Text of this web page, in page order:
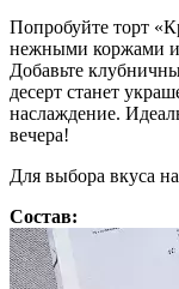
Попробуйте торт
нежными коржами
Добавьте
десерт станет
наслаждение.
вечера!
Для выбора вкуса
Состав: